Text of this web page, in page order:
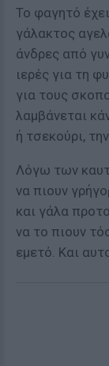
Το φαγητό
γάλακτος
άνδρες από
ιερές για τη
για τους
λαμβάνεται
ή τσεκούρι,
Λόγω των
να πιουν
και γάλα
να το πιουν
εμετό. Και